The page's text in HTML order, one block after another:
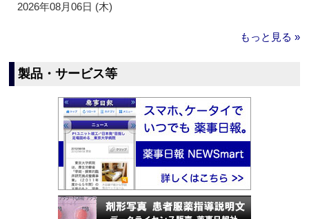
2026年08月06日 (木)
もっと見る »
製品・サービス等